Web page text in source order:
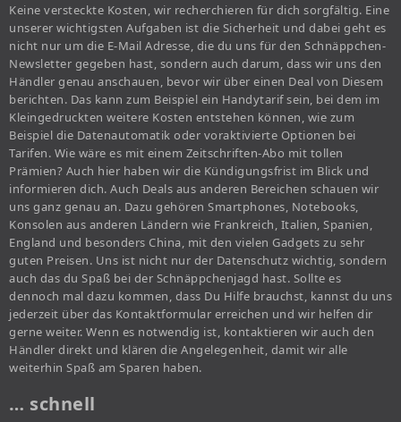
Keine versteckte Kosten, wir recherchieren für dich sorgfältig. Eine
unserer wichtigsten Aufgaben ist die Sicherheit und dabei geht es
nicht nur um die E-Mail Adresse, die du uns für den Schnäppchen-
Newsletter gegeben hast, sondern auch darum, dass wir uns den
Händler genau anschauen, bevor wir über einen Deal von Diesem
berichten. Das kann zum Beispiel ein Handytarif sein, bei dem im
Kleingedruckten weitere Kosten entstehen können, wie zum
Beispiel die Datenautomatik oder voraktivierte Optionen bei
Tarifen. Wie wäre es mit einem Zeitschriften-Abo mit tollen
Prämien? Auch hier haben wir die Kündigungsfrist im Blick und
informieren dich. Auch Deals aus anderen Bereichen schauen wir
uns ganz genau an. Dazu gehören Smartphones, Notebooks,
Konsolen aus anderen Ländern wie Frankreich, Italien, Spanien,
England und besonders China, mit den vielen Gadgets zu sehr
guten Preisen. Uns ist nicht nur der Datenschutz wichtig, sondern
auch das du Spaß bei der Schnäppchenjagd hast. Sollte es
dennoch mal dazu kommen, dass Du Hilfe brauchst, kannst du uns
jederzeit über das Kontaktformular erreichen und wir helfen dir
gerne weiter. Wenn es notwendig ist, kontaktieren wir auch den
Händler direkt und klären die Angelegenheit, damit wir alle
weiterhin Spaß am Sparen haben.
… schnell